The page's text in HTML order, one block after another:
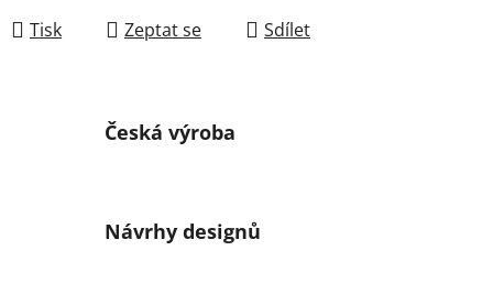
Tisk Zeptat se Sdílet
Česká výroba
Návrhy designů